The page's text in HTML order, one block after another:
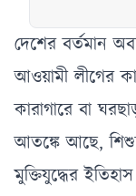
স্বপ্ন
সোহেল
দেশের বর্তমান
আওয়ামী লীগের
কারাগারে বা
আতঙ্কে আছে,
মুক্তিযুদ্ধের